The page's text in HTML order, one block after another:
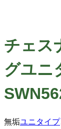
チェス
グユニ
無垢ユニタイプ